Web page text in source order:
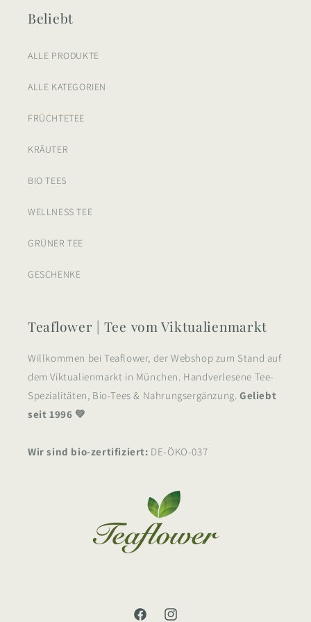
Beliebt
ALLE PRODUKTE
ALLE KATEGORIEN
FRÜCHTETEE
KRÄUTER
BIO TEES
WELLNESS TEE
GRÜNER TEE
GESCHENKE
Teaflower | Tee vom Viktualienmarkt
Willkommen bei Teaflower, der Webshop zum Stand auf
dem Viktualienmarkt in München. Handverlesene Tee-
Spezialitäten, Bio-Tees & Nahrungsergänzung.Geliebt
seit 1996 💚
Wir sind bio-zertifiziert: DE-ÖKO-037